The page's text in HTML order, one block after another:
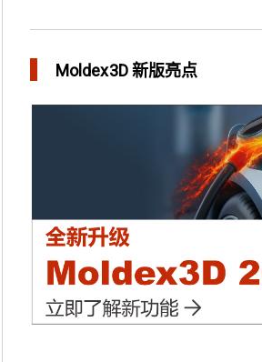
in 焦点文章
异型水路和传统水路 差别在哪？
in 焦点文章
Moldex3D 新版亮点